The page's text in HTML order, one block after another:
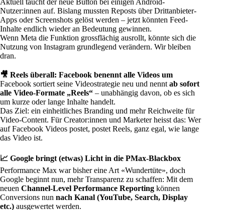
Nutzer:innen auf. Bislang mussten Reposts über Drittanbieter-
Apps oder Screenshots gelöst werden – jetzt könnten Feed-
Inhalte endlich wieder an Bedeutung gewinnen.
Wenn Meta die Funktion grossflächig ausrollt, könnte sich die
Nutzung von Instagram grundlegend verändern. Wir bleiben
dran.
🎥 Reels überall: Facebook benennt alle Videos um
Facebook sortiert seine Videostrategie neu und nennt ab sofort
alle Video-Formate „Reels“ – unabhängig davon, ob es sich
um kurze oder lange Inhalte handelt.
Das Ziel: ein einheitliches Branding und mehr Reichweite für
Video-Content. Für Creator:innen und Marketer heisst das: Wer
auf Facebook Videos postet, postet Reels, ganz egal, wie lange
das Video ist.
📈 Google bringt (etwas) Licht in die PMax-Blackbox
Performance Max war bisher eine Art «Wundertüte», doch
Google beginnt nun, mehr Transparenz zu schaffen: Mit dem
neuen Channel-Level Performance Reporting können
Conversions nun nach Kanal (YouTube, Search, Display
etc.) ausgewertet werden.